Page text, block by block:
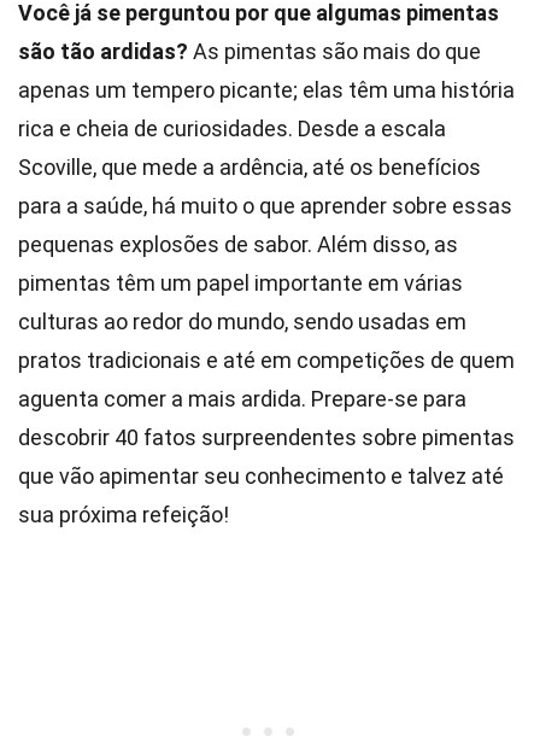
Você já se perguntou por que algumas pimentas
são tão ardidas? As pimentas são mais do que
apenas um tempero picante; elas têm uma história
rica e cheia de curiosidades. Desde a escala
Scoville, que mede a ardência, até os benefícios
para a saúde, há muito o que aprender sobre essas
pequenas explosões de sabor. Além disso, as
pimentas têm um papel importante em várias
culturas ao redor do mundo, sendo usadas em
pratos tradicionais e até em competições de quem
aguenta comer a mais ardida. Prepare-se para
descobrir 40 fatos surpreendentes sobre pimentas
que vão apimentar seu conhecimento e talvez até
sua próxima refeição!